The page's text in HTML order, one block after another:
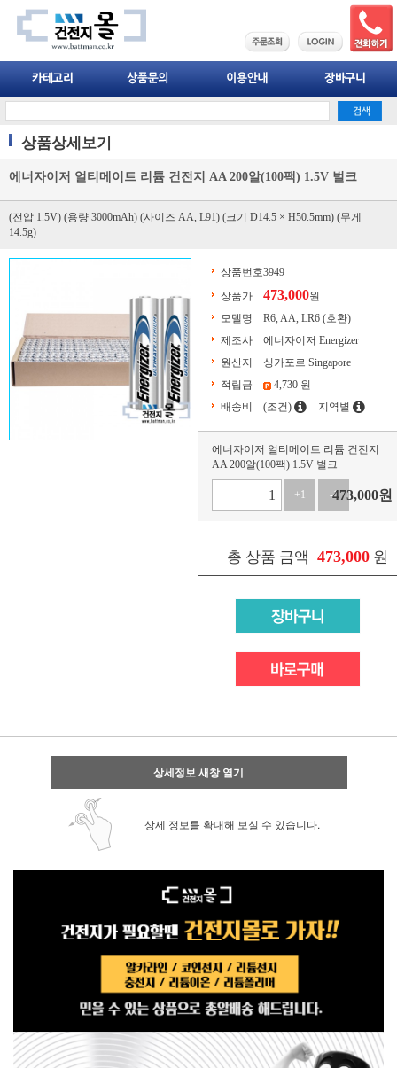
상품상세보기
에너자이저 얼티메이트 리튬 건전지 AA 200알(100팩) 1.5V 벌크
(전압 1.5V) (용량 3000mAh) (사이즈 AA, L91) (크기 D14.5 × H50.5mm) (무게
14.5g)
상품번호3949
상품가
473,000원
모델명
R6, AA, LR6 (호환)
제조사
에너자이저 Energizer
원산지
싱가포르 Singapore
적립금
4,730 원
배송비
(조건) 지역별
에너자이저 얼티메이트 리튬 건전지
AA 200알(100팩) 1.5V 벌크
+1 -1473,000원
총 상품 금액 473,000 원
상세정보 새창 열기
상세 정보를 확대해 보실 수 있습니다.